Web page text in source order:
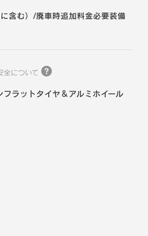
含む）/廃車時追加料金必要装備
全について
ラットタイヤ＆アルミホイール